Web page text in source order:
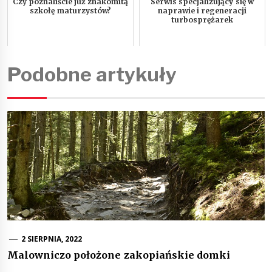
szkołę maturzystów?
naprawie i regeneracji
turbosprężarek
Podobne artykuły
2 SIERPNIA, 2022
Malowniczo położone zakopiańskie domki